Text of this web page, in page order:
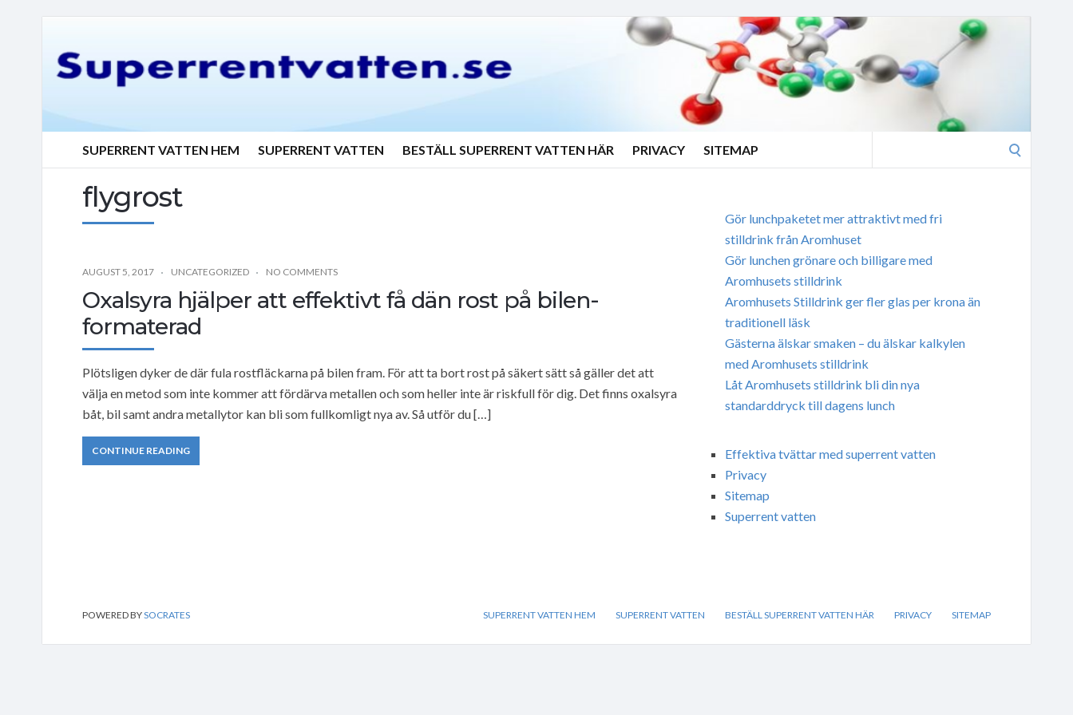
SUPERRENT VATTEN HEM SUPERRENT VATTEN BESTÄLL SUPERRENT VATTEN HÄR PRIVACY SITEMAP
flygrost
AUGUST 5, 2017 UNCATEGORIZED NO COMMENTS
Oxalsyra hjälper att effektivt få dän rost på bilen-
formaterad
Plötsligen dyker de där fula rostfläckarna på bilen fram. För att ta bort rost på säkert sätt så gäller det att
välja en metod som inte kommer att fördärva metallen och som heller inte är riskfull för dig. Det finns oxalsyra
båt, bil samt andra metallytor kan bli som fullkomligt nya av. Så utför du […]
CONTINUE READING
Gör lunchpaketet mer attraktivt med fri
stilldrink från Aromhuset
Gör lunchen grönare och billigare med
Aromhusets stilldrink
Aromhusets Stilldrink ger fler glas per krona än
traditionell läsk
Gästerna älskar smaken – du älskar kalkylen
med Aromhusets stilldrink
Låt Aromhusets stilldrink bli din nya
standarddryck till dagens lunch
Effektiva tvättar med superrent vatten
Privacy
Sitemap
Superrent vatten
POWERED BYSOCRATES SUPERRENT VATTEN HEM SUPERRENT VATTEN BESTÄLL SUPERRENT VATTEN HÄR PRIVACY SITEMAP